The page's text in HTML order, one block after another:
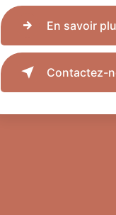
En savoir
Contactez-